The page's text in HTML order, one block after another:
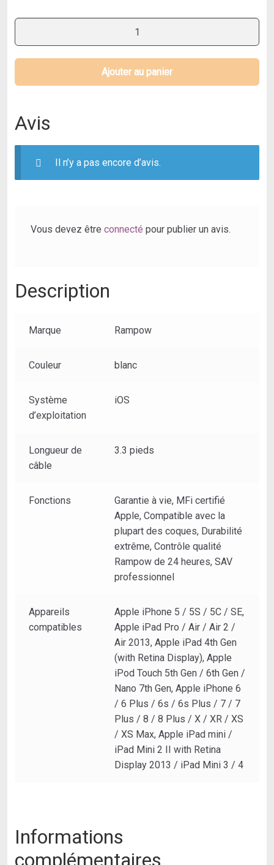
de
charge
Ajouter au panier
Avis
Il n’y a pas encore d’avis.
Vous devez être connecté pour publier un avis.
Description
Marque Rampow
Couleur blanc
Système
d’exploitation
iOS
Longueur de
câble
3.3 pieds
Fonctions
Garantie à vie, MFi certifié
Apple, Compatible avec la
plupart des coques, Durabilité
extrême, Contrôle qualité
Rampow de 24 heures, SAV
professionnel
Appareils
compatibles
Apple iPhone 5 / 5S / 5C / SE,
Apple iPad Pro / Air / Air 2 /
Air 2013, Apple iPad 4th Gen
(with Retina Display), Apple
iPod Touch 5th Gen / 6th Gen /
Nano 7th Gen, Apple iPhone 6
/ 6 Plus / 6s / 6s Plus / 7 / 7
Plus / 8 / 8 Plus / X / XR / XS
/ XS Max, Apple iPad mini /
iPad Mini 2 II with Retina
Display 2013 / iPad Mini 3 / 4
Informations
complémentaires